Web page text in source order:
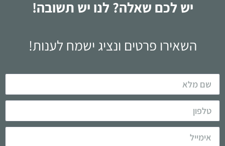
יש לכם שאלה? לנו יש תשובה!
השאירו פרטים ונציג ישמח לענות!